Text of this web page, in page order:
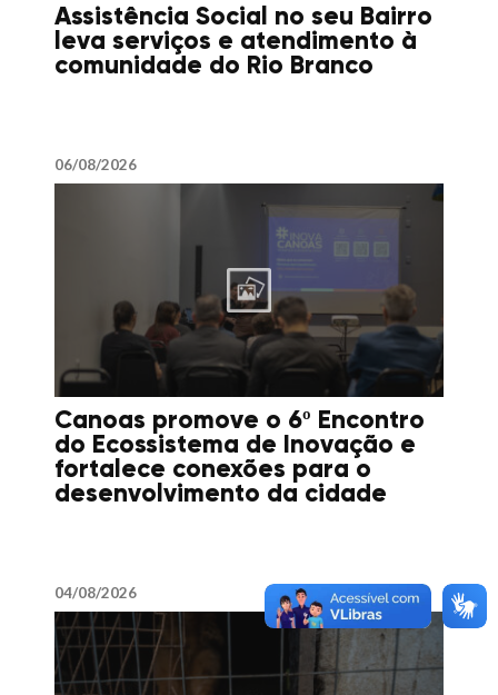
Assistência Social no seu Bairro
leva serviços e atendimento à
comunidade do Rio Branco
06/08/2026
Canoas promove o 6º Encontro
do Ecossistema de Inovação e
fortalece conexões para o
desenvolvimento da cidade
04/08/2026